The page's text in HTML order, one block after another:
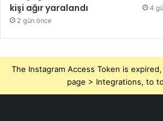
kişi ağır yaralandı
2 gün önce
4
The Instagram Access Token is
page > Integrations, to